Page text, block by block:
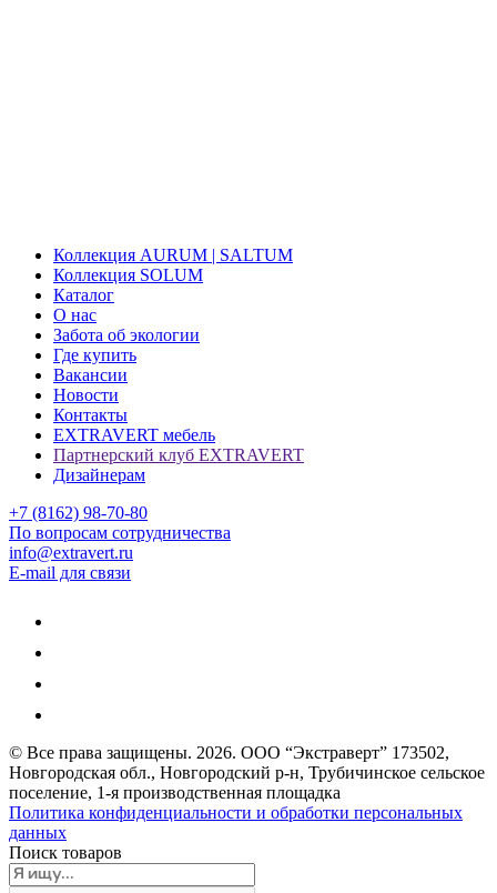
Коллекция AURUM | SALTUM
Коллекция SOLUM
Каталог
О нас
Забота об экологии
Где купить
Вакансии
Новости
Контакты
EXTRAVERT мебель
Партнерский клуб EXTRAVERT
Дизайнерам
+7 (8162) 98-70-80
По вопросам сотрудничества
info@extravert.ru
E-mail для связи
© Все права защищены. 2026. ООО “Экстраверт” 173502,
Новгородская обл., Новгородский р-н, Трубичинское сельское
поселение, 1-я производственная площадка
Политика конфиденциальности и обработки персональных
данных
Поиск товаров